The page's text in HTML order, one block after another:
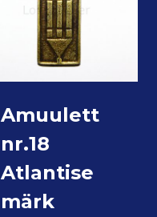
Amuulett
nr.18
Atlantise
märk